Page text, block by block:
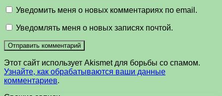
Уведомить меня о новых комментариях по email.
Уведомлять меня о новых записях почтой.
Этот сайт использует Akismet для борьбы со спамом.
Узнайте, как обрабатываются ваши данные
комментариев.